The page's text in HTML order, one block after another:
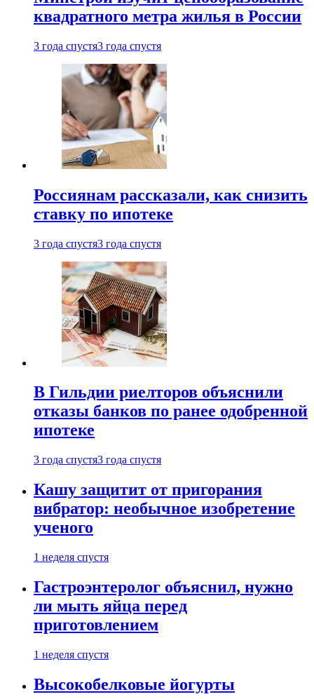
квадратного метра жилья в России
3 года спустя3 года спустя
Россиянам рассказали, как снизить
ставку по ипотеке
3 года спустя3 года спустя
В Гильдии риелторов объяснили
отказы банков по ранее одобренной
ипотеке
3 года спустя3 года спустя
Кашу защитит от пригорания
вибратор: необычное изобретение
ученого
1 неделя спустя
Гастроэнтеролог объяснил, нужно
ли мыть яйца перед
приготовлением
1 неделя спустя
Высокобелковые йогурты